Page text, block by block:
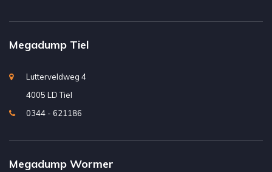
Megadump Tiel
Lutterveldweg 4
4005 LD Tiel
0344 - 621186
Megadump Wormer